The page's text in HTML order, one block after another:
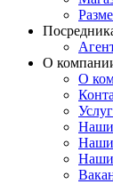
О
О
Наши
Наши